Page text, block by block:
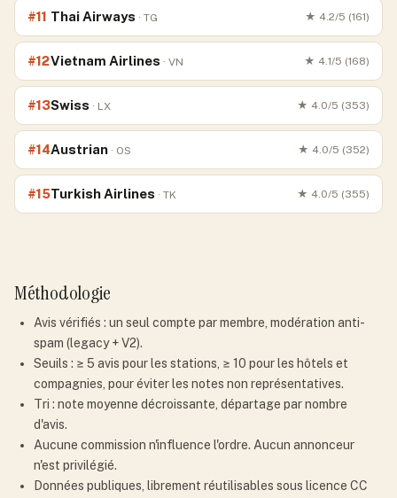
#11 Thai Airways · TG ★ 4.2/5 (161)
#12Vietnam Airlines · VN ★ 4.1/5 (168)
#13Swiss · LX ★ 4.0/5 (353)
#14Austrian · OS ★ 4.0/5 (352)
#15Turkish Airlines · TK ★ 4.0/5 (355)
Méthodologie
Avis vérifiés : un seul compte par membre, modération anti-
spam (legacy + V2).
Seuils : ≥ 5 avis pour les stations, ≥ 10 pour les hôtels et
compagnies, pour éviter les notes non représentatives.
Tri : note moyenne décroissante, départage par nombre
d'avis.
Aucune commission n'influence l'ordre. Aucun annonceur
n'est privilégié.
Données publiques, librement réutilisables sous licence CC